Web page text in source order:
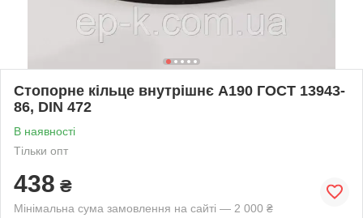
Стопорне кільце внутрішнє А190 ГОСТ 13943-
86, DIN 472
В наявності
Тільки опт
438 ₴
Мінімальна сума замовлення на сайті — 2 000 ₴